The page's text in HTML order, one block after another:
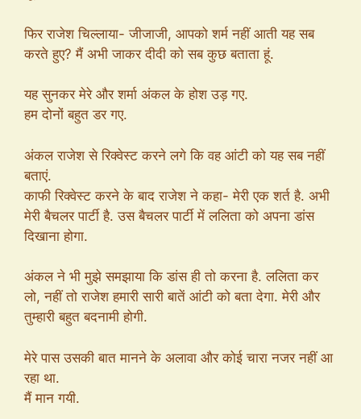
फिर राजेश चिल्लाया- जीजाजी, आपको शर्म नहीं आती यह सब
करते हुए? मैं अभी जाकर दीदी को सब कुछ बताता हूं.
यह सुनकर मेरे और शर्मा अंकल के होश उड़ गए.
हम दोनों बहुत डर गए.
अंकल राजेश से रिक्वेस्ट करने लगे कि वह आंटी को यह सब नहीं
बताएं.
काफी रिक्वेस्ट करने के बाद राजेश ने कहा- मेरी एक शर्त है. अभी
मेरी बैचलर पार्टी है. उस बैचलर पार्टी में ललिता को अपना डांस
दिखाना होगा.
अंकल ने भी मुझे समझाया कि डांस ही तो करना है. ललिता कर
लो, नहीं तो राजेश हमारी सारी बातें आंटी को बता देगा. मेरी और
तुम्हारी बहुत बदनामी होगी.
मेरे पास उसकी बात मानने के अलावा और कोई चारा नजर नहीं आ
रहा था.
मैं मान गयी.